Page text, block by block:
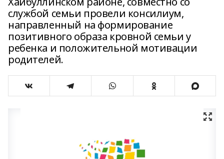
службой семьи провели консилиум,
направленный на формирование
позитивного образа кровной семьи у
ребенка и положительной мотивации
родителей.